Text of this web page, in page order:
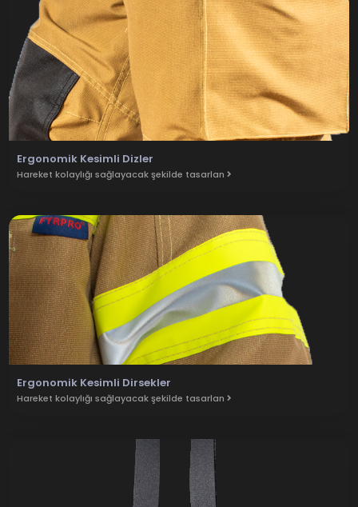
Ergonomik Kesimli Dizler
Hareket kolaylığı sağlayacak şekilde tasarlan
Ergonomik Kesimli Dirsekler
Hareket kolaylığı sağlayacak şekilde tasarlan